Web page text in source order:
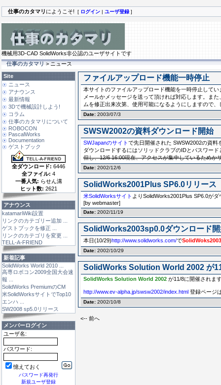
仕事のカタマリ にようこそ! [ ログイン | ユーザ登録 ]
機械用3D-CAD SolidWorks非公認のユーザサイトです
仕事のカタマリ> ニュース
Site
ニュース
アナウンス
最新情報
3Dで機械設計しよう!
コラム
仕事のカタマリについて
ROBOCON
PascalWorks
Documentation
ゲストブック
全ダウンロード: 6446
全ファイル: 4
一番人気: らせん溝
ヒット数: 2621
アナウンス
katamariWiki設置
リンクのカテゴリー追加 ...
ゲストブックを修正 ...
リンクのカテゴリを変更 ...
TELL-A-FRIEND
新着記事
SolidWorks World 2010 ...
高専ロボコン2009全国大会速
報 ...
SolidWorks PremiumのCM
米SolidWorksサイトでTop10
エンハ ...
SW2008 sp5.0リリース
メンバーログイン
ユーザ名:
パスワード:
憶えておく
パスワード再発行
新規ユーザ登録
ファイルアップロード機能一時停止
本サイトのファイルアップロード機能を一時停止して
メールかメッセージを送って頂ければ対応します。ま
ムを修正出来次第、使用可能になるようにしますので
Date: 2003/07/3
SWSW2002の資料ダウンロード開始
SWJapanのサイトで先日開催された SWSW2002の資
ダウンロードするにはソリッドクラブのIDとパスワー
但し、12/6 16:00現在、アクセスが集中しているためか
Date: 2002/12/6
SolidWorks2001Plus SP6.0リリース
米SolidWorksサイト よりSolidWorks2001Plus SP6.0が
[by webmaster]
Date: 2002/11/19
SolidWorks2003sp0.0ダウンロード
本日(10/29)http://www.solidworks.com/で
Date: 2002/10/29
SolidWorks Solution World 2002 が
SolidWorks Solution World 2002 が11/8に開催されま
http://www.ev-alpha.jp/swsw2002/index.html 登録ページ
Date: 2002/10/8
<-- 前へ